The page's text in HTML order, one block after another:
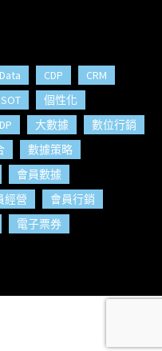
CDP
CRM
個性化
大數據
數位行銷
數據策略
會員數據
經營
會員行銷
電子票券